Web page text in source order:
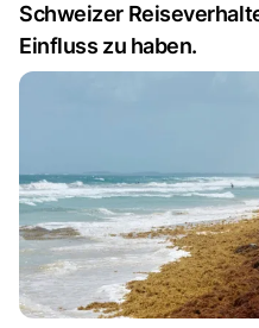
Schweizer
Einfluss zu haben.